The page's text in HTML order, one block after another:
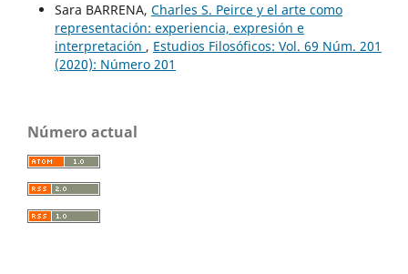
Sara BARRENA, Charles S. Peirce y el arte como
representación: experiencia, expresión e
interpretación , Estudios Filosóficos: Vol. 69 Núm. 201
(2020): Número 201
Número actual